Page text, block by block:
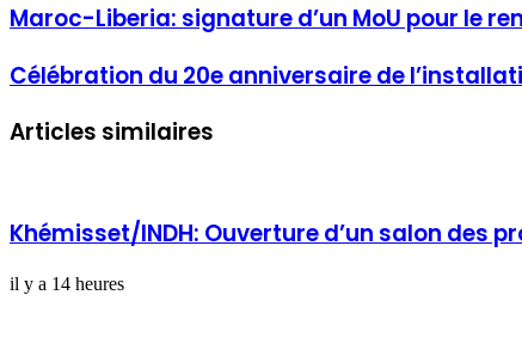
Maroc-Liberia: signature d’un MoU pour le
Célébration du 20e anniversaire de
Articles similaires
Khémisset/INDH: Ouverture d’un salon des
il y a 14 heures